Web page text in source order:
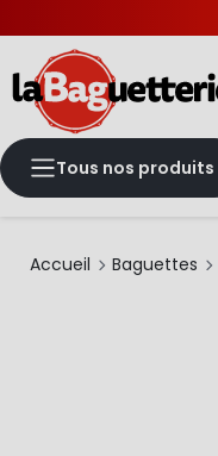
Tous nos produits
Accueil Baguettes